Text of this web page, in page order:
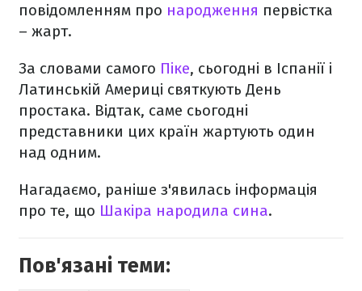
повідомленням про народження первістка
– жарт.
За словами самого Піке, сьогодні в Іспанії і
Латинській Америці святкують День
простака. Відтак, саме сьогодні
представники цих країн жартують один
над одним.
Нагадаємо, раніше з'явилась інформація
про те, що Шакіра народила сина.
Пов'язані теми: